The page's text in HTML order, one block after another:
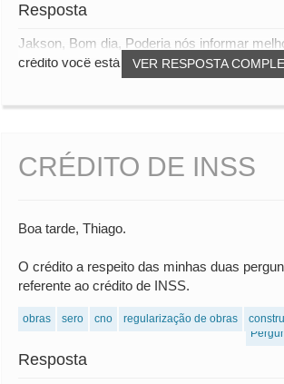
Resposta
VER RESPOSTA
Jakson, Bom dia, Poderia nós informar
crédito você está se referindo.
CRÉDITO DE INSS
Boa tarde, Thiago.
O crédito a respeito das minhas duas
referente ao crédito de INSS.
obras sero cno regularização de obras
Resposta